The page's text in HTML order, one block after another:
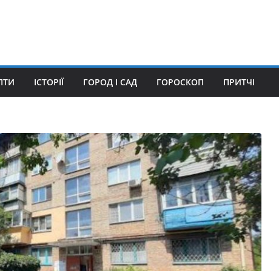
ІСТОРІЇ ГОРОД І САД ГОРОСКОП ПРИТЧІ